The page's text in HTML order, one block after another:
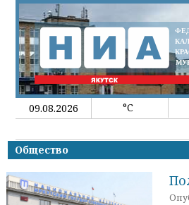
09.08.2026 °C
Общество